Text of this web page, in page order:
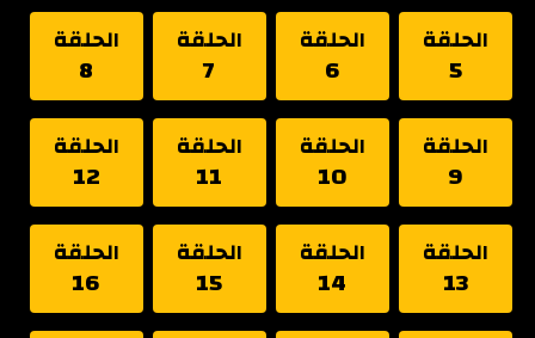
الحلقة
5
الحلقة
6
الحلقة
7
الحلقة
8
الحلقة
9
الحلقة
10
الحلقة
11
الحلقة
12
الحلقة
13
الحلقة
14
الحلقة
15
الحلقة
16